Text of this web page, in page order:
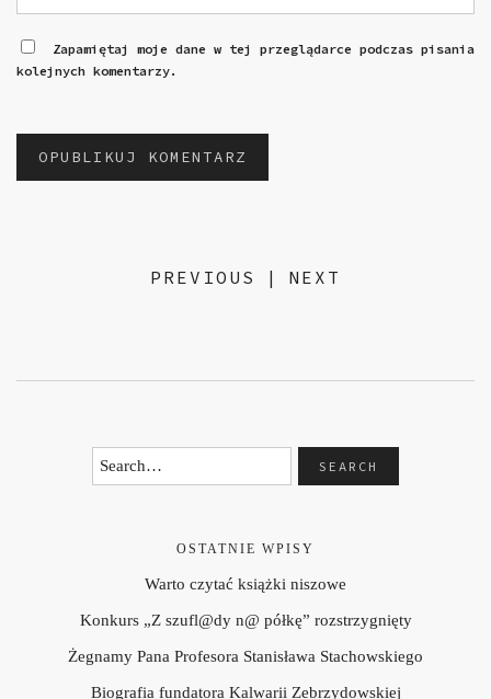
Zapamiętaj moje dane w tej przeglądarce podczas pisania
kolejnych komentarzy.
PREVIOUS | NEXT
OSTATNIE WPISY
Warto czytać książki niszowe
Konkurs „Z szufl@dy n@ półkę” rozstrzygnięty
Żegnamy Pana Profesora Stanisława Stachowskiego
Biografia fundatora Kalwarii Zebrzydowskiej